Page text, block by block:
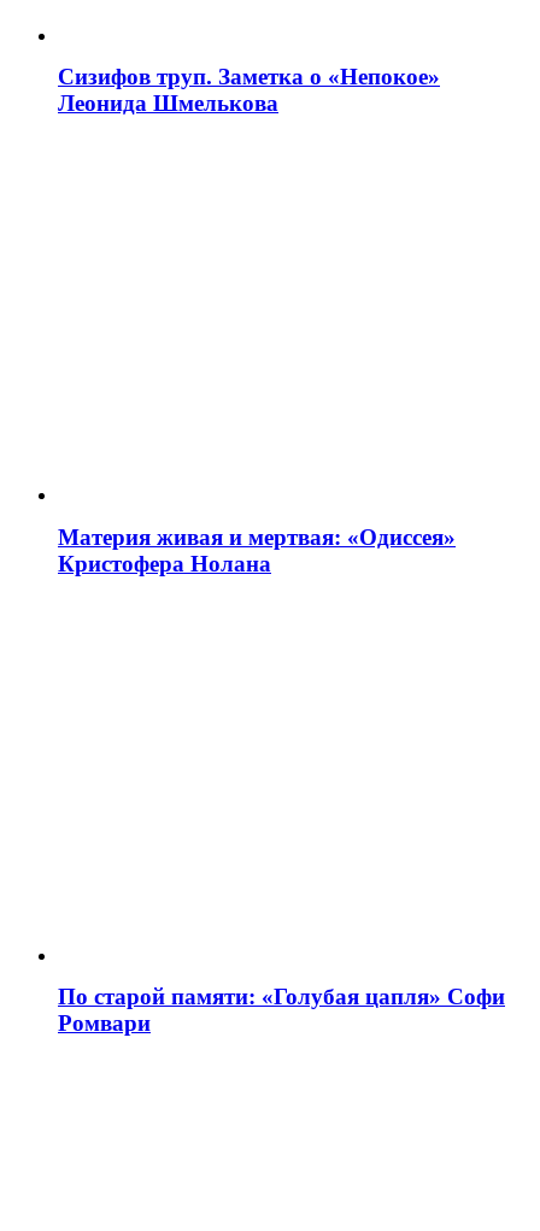
Сизифов труп. Заметка о «Непокое»
Леонида Шмелькова
Материя живая и мертвая: «Одиссея»
Кристофера Нолана
По старой памяти: «Голубая цапля» Софи
Ромвари